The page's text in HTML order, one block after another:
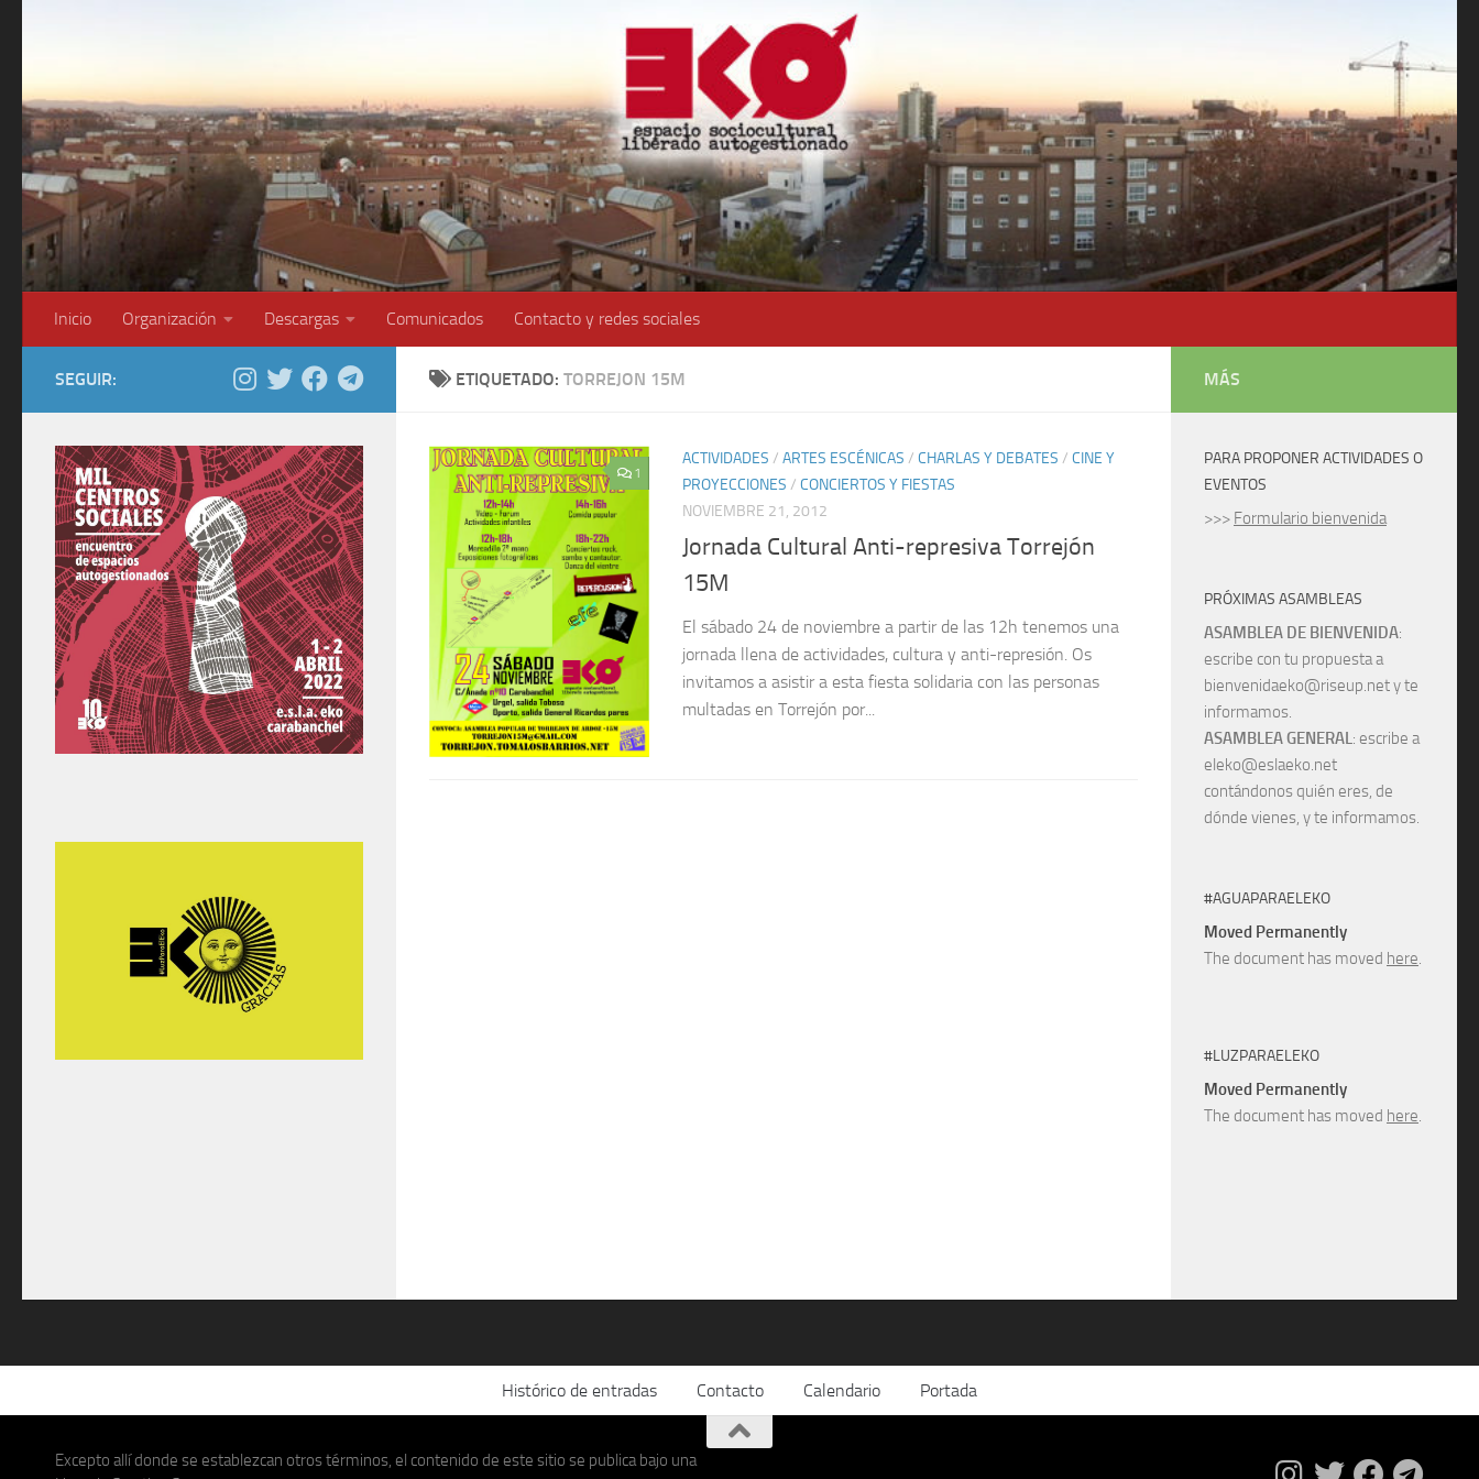
Inicio Organización Descargas Comunicados Contacto y redes sociales
ETIQUETADO: TORREJON 15M
1
ACTIVIDADES / ARTES ESCÉNICAS / CHARLAS Y DEBATES / CINE Y
PROYECCIONES / CONCIERTOS Y FIESTAS
NOVIEMBRE 21, 2012
Jornada Cultural Anti-represiva Torrejón
15M
El sábado 24 de noviembre a partir de las 12h tenemos una
jornada llena de actividades, cultura y anti-represión. Os
invitamos a asistir a esta fiesta solidaria con las personas
multadas en Torrejón por...
SEGUIR: MÁS
PARA PROPONER ACTIVIDADES O
EVENTOS
>>> Formulario bienvenida
PRÓXIMAS ASAMBLEAS
ASAMBLEA DE BIENVENIDA:
escribe con tu propuesta a
bienvenidaeko@riseup.net y te
informamos.
ASAMBLEA GENERAL: escribe a
eleko@eslaeko.net
contándonos quién eres, de
dónde vienes, y te informamos.
#AGUAPARAELEKO
Moved Permanently
The document has moved here.
#LUZPARAELEKO
Moved Permanently
The document has moved here.
Histórico de entradas Contacto Calendario Portada
Excepto allí donde se establezcan otros términos, el contenido de este sitio se publica bajo una